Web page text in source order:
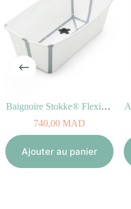
Baignoire Stokke® Flexi Bath® Blanc pour enfant
740,00MAD
Ajouter au panier